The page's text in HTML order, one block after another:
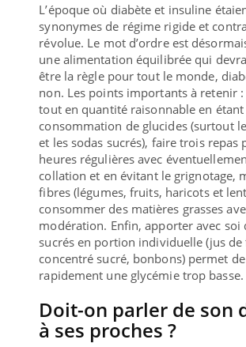
L’époque où diabète et insuline
synonymes de régime rigide et
révolue. Le mot d’ordre est
une alimentation équilibrée qui
être la règle pour tout le monde,
non. Les points importants à retenir
tout en quantité raisonnable en
consommation de glucides (surtout
et les sodas sucrés), faire trois repas
heures régulières avec
collation et en évitant le grignotage,
fibres (légumes, fruits, haricots et
consommer des matières grasses
modération. Enfin, apporter avec soi
sucrés en portion individuelle (jus
concentré sucré, bonbons) permet
rapidement une glycémie trop basse.
Doit-on parler de son
à ses proches ?